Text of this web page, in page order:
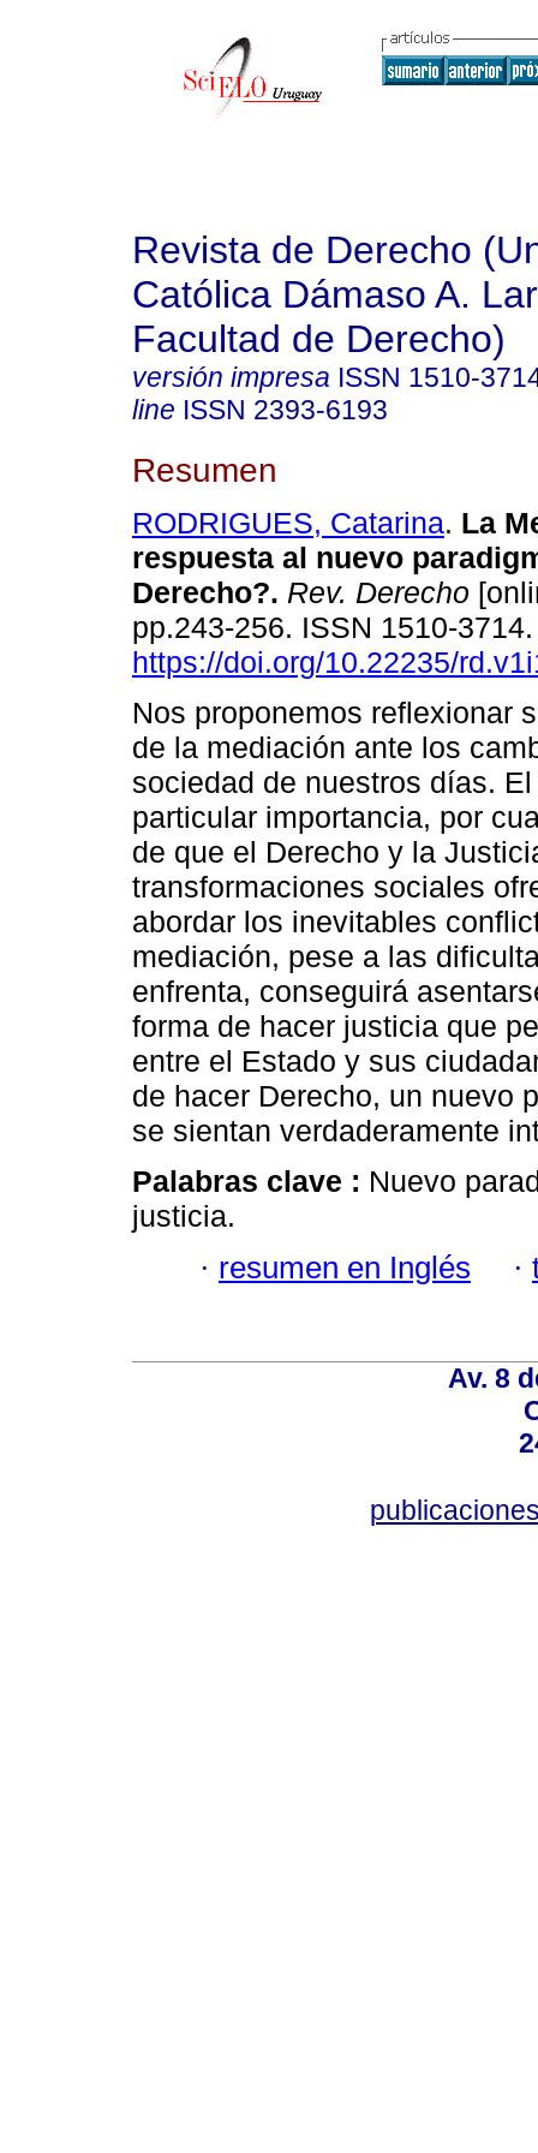
Revista de Derecho
Católica Dámaso A.
Facultad de Derecho)
versión impresa ISSN 1510-
line ISSN 2393-6193
Resumen
RODRIGUES, Catarina. La
respuesta al nuevo
Derecho?. Rev. Derecho
pp.243-256. ISSN 1510-
https://doi.org/10.22235/
Nos proponemos reflexionar
de la mediación ante los
sociedad de nuestros días.
particular importancia, por
de que el Derecho y la
transformaciones sociales
abordar los inevitables
mediación, pese a las
enfrenta, conseguirá
forma de hacer justicia que
entre el Estado y sus
de hacer Derecho, un nuevo
se sientan verdaderamente
Palabras clave : Nuevo
justicia.
· resumen en Inglés ·
Av. 8